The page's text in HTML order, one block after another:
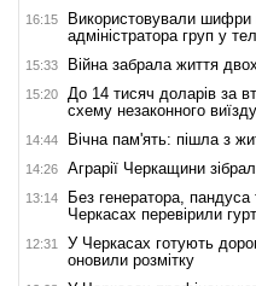
16:15
Використовували шифри
адміністратора груп у
15:33 Війна забрала життя
15:20
До 14 тисяч доларів за
схему незаконного
14:44 Вічна пам'ять: пішла з
14:26 Аграрії Черкащини
13:14
Без генератора,
Черкасах перевірили
12:31
У Черкасах готують
оновили розмітку